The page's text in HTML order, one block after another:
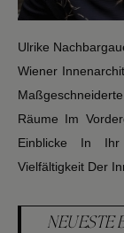
Ulrike
Wiener
Räume Im
Einblicke In
Vielfältigkeit Der
NEUESTE